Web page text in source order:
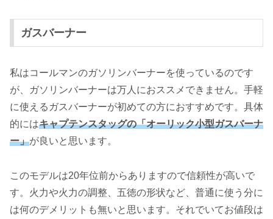
ガスバーナー
私はコールマンのガソリンバーナーを使っているのです
が、ガソリンバーナーは万人におススメできません。手軽
に使えるガスバーナーが初めての方におすすめです。具体
的にはキャプテンスタッグの「オーリック小型ガスバーナ
ー」が良いと思います。
このモデルは20年位前からありますので信頼性が高いで
す。火力や火力の調整、五徳の形状など、普通に使う分に
は何のデメリットも無いと思います。それでいてお値段は